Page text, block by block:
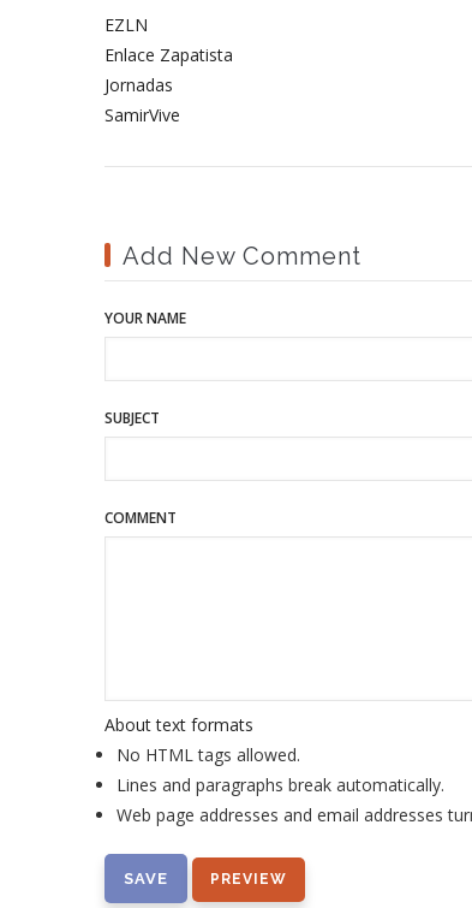
EZLN
Enlace Zapatista
Jornadas
SamirVive
Add New Comment
YOUR NAME
SUBJECT
COMMENT
About text formats
No HTML tags allowed.
Lines and paragraphs break automatically.
Web page addresses and email addresses